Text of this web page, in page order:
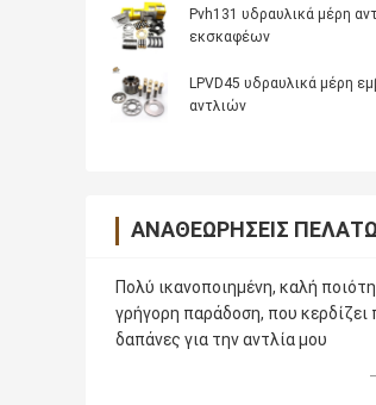
Pvh131 υδραυλικά μέρη
εκσκαφέων
LPVD45 υδραυλικά μέρη
αντλιών
ΑΝΑΘΕΩΡΉΣΕΙΣ
Πολύ ικανοποιημένη, καλή
γρήγορη παράδοση, που κερδίζει
δαπάνες για την αντλία μου